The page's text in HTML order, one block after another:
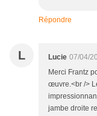
Répondre
L Lucie 07/04/
Merci Frantz
œuvre.<br />
jambe droite